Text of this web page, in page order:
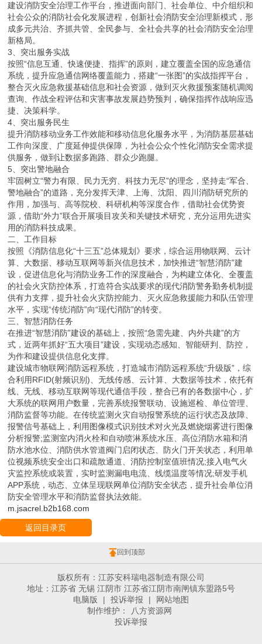
建设消防安全治理工作平台，推进面向部门、社会单位、中介组织和
社会公众的消防社会化发展进程，创新社会消防安全治理新模式，形
成多元共治、齐抓共管、全民参与、全社会共享的社会消防安全治理
新格局。
3、突出服务实战
按照“信息互通、快速便捷、指挥”的原则，建立覆盖全国的应急通信
系统，提升应急通信网络覆盖能力，搭建“一张图”的实战指挥平台，
整合灭火应急救援基础信息和社会资源，做到灭火救援预案随机调阅
查询、作战全程评估和灾害事故发展趋势预判，确保指挥作战响应迅
捷、决策科学。
4、突出服务民生
提升消防移动业务工作效能和移动信息化服务水平，为消防基层基础
工作向深度、广度延伸提供保障，为社会公众个性化消防安全需求提
供服务，做到让数据多跑路、群众少跑腿。
5、突出警地融合
牢固树立“警力有限、民力无穷、科技力无尽”的理念，坚持走“军合、
警地融合”的道路，充分发挥天津、上海、沈阳、四川消防研究所的
作用，加强与、高等院校、科研机构等深度合作，借助社会优势资
源，借助“外力”联合开展项目攻关和关键技术研究，充分运用先进实
用的消防科技成果。
二、工作目标
按照《消防信息化“十三五”总体规划》要求，综合运用物联网、云计
算、大数据、移动互联网等新兴信息技术，加快推进“智慧消防”建
设，促进信息化与消防业务工作的深度融合，为构建立体化、全覆盖
的社会火灾防控体系，打造符合实战要求的现代消防警务勤务机制提
供有力支撑，提升社会火灾防控能力、灭火应急救援能力和队伍管理
水平，实现“传统消防”向“现代消防”的转变。
三、智慧消防任务
在推进“智慧消防”建设的基础上，按照“急需先建、内外共建”的方
式，近两年抓好“五大项目”建设，实现动态感知、智能研判、防控，
为作和建设提供信息化支撑。
建设城市物联网消防远程系统，打造城市消防远程系统“升级版”，综
合利用RFID(射频识别)、无线传感、云计算、大数据等技术，依托有
线、无线、移动互联网等现代通信手段，整合已有的各数据中心，扩
大系统的联网用户数量，完善系统报警联动、设施巡检、单位管理、
消防监督等功能。在传统监测火灾自动报警系统的运行状态及故障、
报警信号基础上，利用图像模式识别技术对火光及燃烧烟雾进行图像
分析报警;监测室内消火栓和自动喷淋系统水压、高位消防水箱和消
防水池水位、消防供水管道阀门启闭状态、防火门开关状态，利用单
位视频系统安全出口和疏散通道、消防控制室值班情况;接入电气火
灾监控系统或装置，实时监测漏电电流、线缆温度等情况;研发手机
APP系统，动态、立体呈现联网单位消防安全状态，提升社会单位消
防安全管理水平和消防监督执法效能。
m.jsacrel.b2b168.com
返回目录页
回到顶部
版权所有：江苏安科瑞电器制造有限公司
地址：江苏省 无锡 江阴市 江苏省江阴市南闸镇东盟路5号
电脑版
| 投诉举报 |
网站地图
制作维护：
八方资源网
投诉举报